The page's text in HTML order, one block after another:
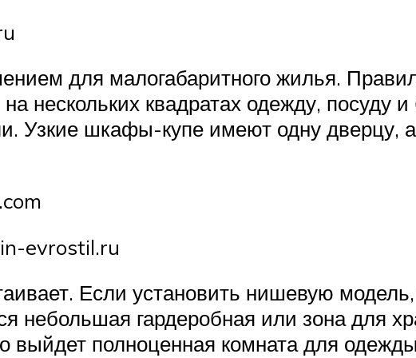
для малогабаритного жилья.
нескольких квадратах одежду, посуду
Узкие шкафы-купе имеют одну дверцу,
evrostil.ru
Если установить нишевую модель,
небольшая гардеробная или зона для
выйдет полноценная комната для